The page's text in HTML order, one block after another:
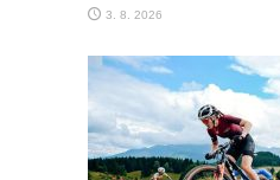
3. 8. 2026